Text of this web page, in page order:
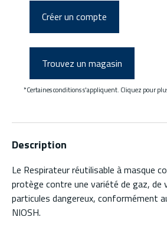
Créer un compte
Trouvez un magasin
*Certaines conditions s'appliquent. Cliquez pour
Description
Le Respirateur réutilisable à masque
protège contre une variété de gaz, de
particules dangereux, conformément
NIOSH.